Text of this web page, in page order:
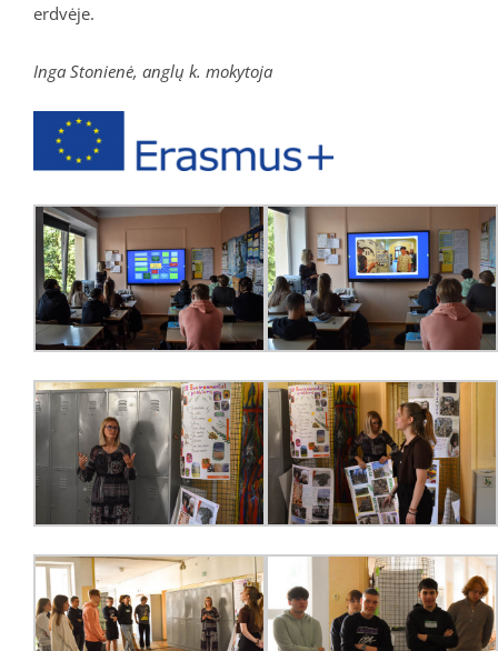
erdvėje.
Inga Stonienė, anglų k. mokytoja